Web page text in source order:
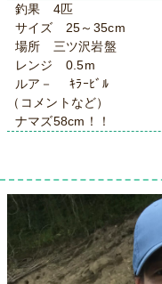
釣果 4匹
サイズ 25～35cm
場所 三ツ沢岩盤
レンジ 0.5m
ルア－ ｷﾗｰﾋﾞﾙ
（コメントなど）
ナマズ58cm！！